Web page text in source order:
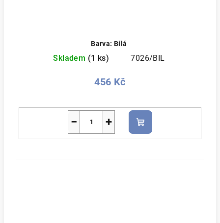
Barva: Bílá
Skladem (1 ks) 7026/BIL
456 Kč
+
−
Do
košíku